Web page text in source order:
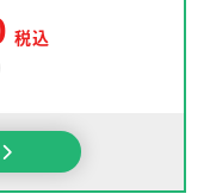
税込